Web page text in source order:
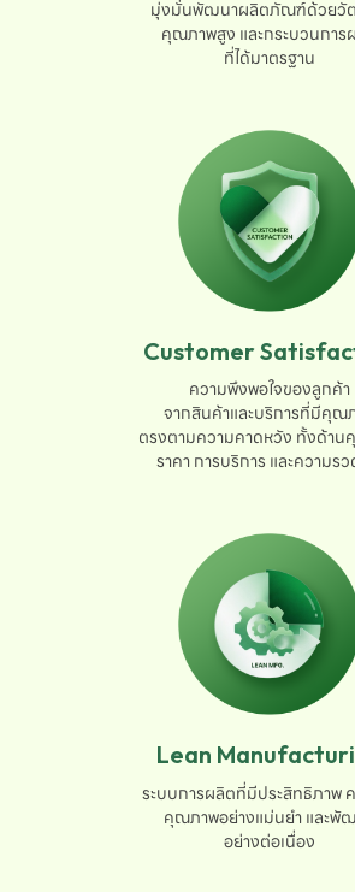
มุ่งมั่นพัฒนาผลิตภัณฑ์ด้วยวั
คุณภาพสูง และกระบวนการ
ที่ได้มาตรฐาน
Customer
ความพึงพอใจของลูกค้า
จากสินค้าและบริการที่มีคุณ
ตรงตามความคาดหวัง ทั้งด้า
ราคา การบริการ และความรว
Lean
ระบบการผลิตที่มีประสิทธิภาพ
คุณภาพอย่างแม่นยำ และพั
อย่างต่อเนื่อง